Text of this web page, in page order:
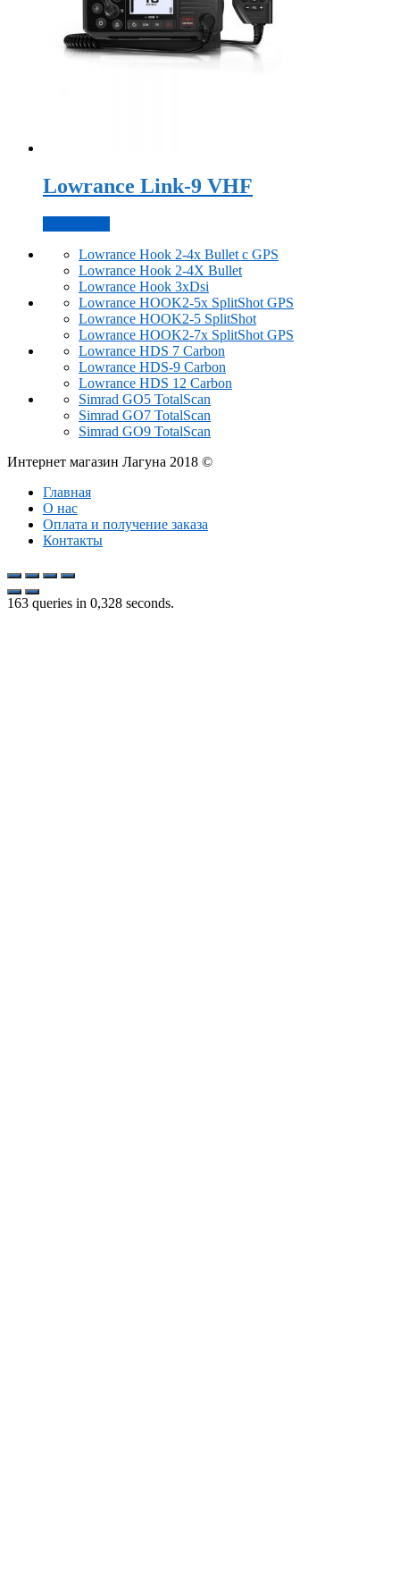
Lowrance Link-9 VHF
Lowrance Hook 2-4x Bullet с GPS
Lowrance Hook 2-4X Bullet
Lowrance Hook 3xDsi
Lowrance HOOK2-5x SplitShot GPS
Lowrance HOOK2-5 SplitShot
Lowrance HOOK2-7x SplitShot GPS
Lowrance HDS 7 Carbon
Lowrance HDS-9 Carbon
Lowrance HDS 12 Carbon
Simrad GO5 TotalScan
Simrad GO7 TotalScan
Simrad GO9 TotalScan
Интернет магазин Лагуна 2018 ©
Главная
О нас
Оплата и получение заказа
Контакты
163 queries in 0,328 seconds.